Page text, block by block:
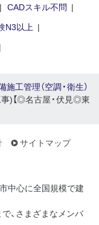
CADスキル不問
N3以上
施工管理（空調・衛生）
事)【◎名古屋・伏見◎東
サイトマップ
中心に全国規模で建
、さまざまなメンバ